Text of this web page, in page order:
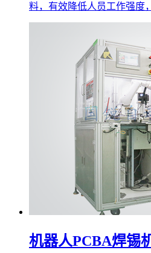
料，有效降低人员工作强度
机器人PCBA焊锡